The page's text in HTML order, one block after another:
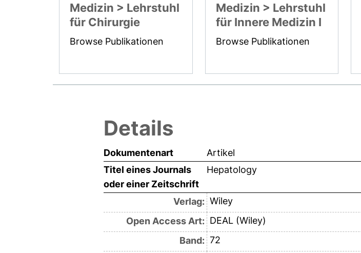
Medizin > Lehrstuhl
für Chirurgie
Browse Publikationen
Medizin > Lehrstuhl
für Innere Medizin I
Browse Publikationen
Details
Dokumentenart
Artikel
Titel eines Journals
oder einer Zeitschrift
Hepatology
Verlag: Wiley
Open Access Art: DEAL (Wiley)
Band: 72